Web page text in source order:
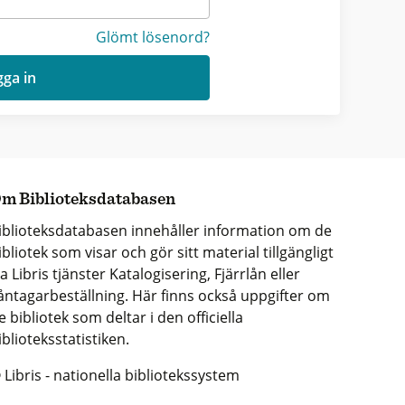
Glömt lösenord?
in
Biblioteksdatabasen
innehåller information om de
som visar och gör sitt material tillgängligt
Libris tjänster Katalogisering, Fjärrlån eller
Här finns också uppgifter om
bibliotek som deltar i den officiella
- nationella bibliotekssystem